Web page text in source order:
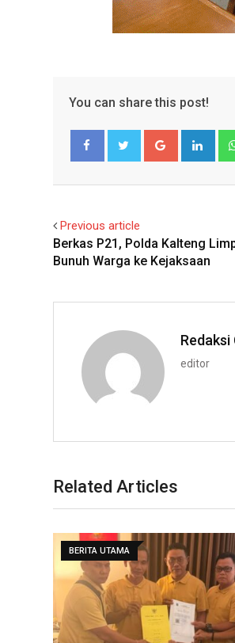
You can share this post!
Google+
Previous article
Berkas P21, Polda Kalteng
Bunuh Warga ke Kejaksaan
editor
Related Articles
BERITA UTAMA